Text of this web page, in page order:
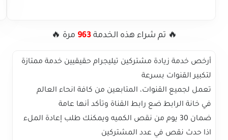
🔥 تم شراء هذه الخدمة963 مرة 🔥
أرخص خدمة زيادة مشتركين تيليجرام حقيقيين خدمة ممتازة
لتكبير القنوات بسرعة
تعمل لجميع القنوات، المتابعين من كافة انحاء العالم
في خانة الرابط ضع رابط القناة وتأكد أنها عامة
ضمان 30 يوم من نقص الكميه ويمكنك طلب إعادة الملء
اذا حدث نقص في عدد المشتركين